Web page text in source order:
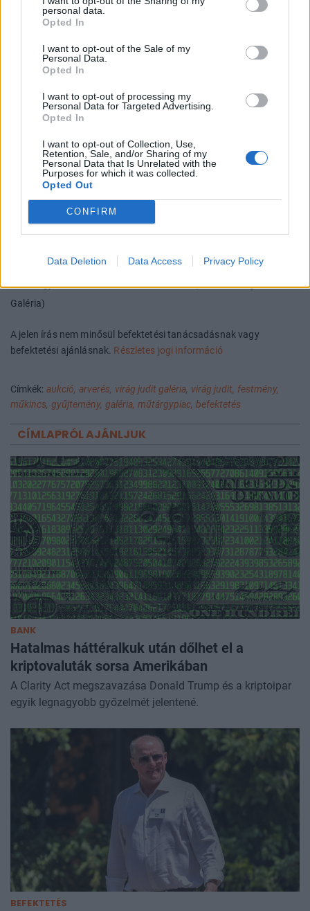
personal data.
Opted In
I want to opt-out of the Sale of my
Personal Data.
Opted In
I want to opt-out of processing my
Personal Data for Targeted Advertising.
Opted In
I want to opt-out of Collection, Use,
Retention, Sale, and/or Sharing of my
Personal Data that Is Unrelated with the
Purposes for which it was collected.
Opted Out
CONFIRM
Data Deletion Data Access Privacy Policy
Kmetty János minimum 40 millióra becsült
ütötték le, és ez kevés volt a koronához,
BERÉNY RÓBERT VÉDETT KÉPE MELLÉ
CÍMŰ MŰVET 50-70 MILLIÓ KÖZÉ
ÉRTÉKELTÉK, 30 MILLIÓN KIÁLTOTTÁK KI,
VÉGÜL 38 MILLIÓ FORINT LETT A LEÜTÉSI
ÁR.
A címlapképen Vaszary JánosA Felsőhegy és Szigliget látképe
Balatongyörök felőlcímű alkotása látható (Forrás: Virág Judit
Galéria)
A jelen írás nem minősül befektetési tanácsadásnak vagy
befektetési ajánlásnak. Részletes jogi információ
Címkék: aukció, arverés, virág judit galéria, virág judit, festmény,
műkincs, gyűjtemény, galéria, műtárgypiac, befektetés
CÍMLAPRÓL AJÁNLJUK
BANK
Hatalmas háttéralkuk után dőlhet el a
kriptovaluták sorsa Amerikában
A Clarity Act megszavazása Donald Trump és a kriptoipar
egyik legnagyobb győzelmét jelentené.
BEFEKTETÉS